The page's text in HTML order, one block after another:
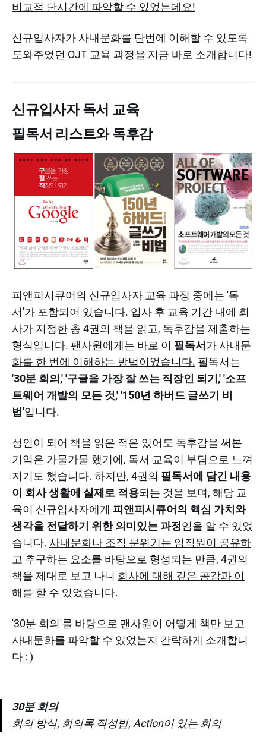
비교적 단시간에 파악할 수 있었는데요!
신규입사자가 사내문화를 단번에 이해할 수 있도록
도와주었던 OJT 교육 과정을 지금 바로 소개합니다!
신규입사자 독서 교육
필독서 리스트와 독후감
피앤피시큐어의 신규입사자 교육 과정 중에는 '독
서'가 포함되어 있습니다. 입사 후 교육 기간 내에 회
사가 지정한 총 4권의 책을 읽고, 독후감을 제출하는
형식입니다. 팬사원에게는 바로 이 필독서가 사내문
화를 한 번에 이해하는 방법이었습니다. 필독서는
'30분 회의,' '구글을 가장 잘 쓰는 직장인 되기,' '소프
트웨어 개발의 모든 것,' '150년 하버드 글쓰기 비
법'입니다.
성인이 되어 책을 읽은 적은 있어도 독후감을 써본
기억은 가물가물 했기에, 독서 교육이 부담으로 느껴
지기도 했습니다. 하지만, 4권의 필독서에 담긴 내용
이 회사 생활에 실제로 적용되는 것을 보며, 해당 교
육이 신규입사자에게 피앤피시큐어의 핵심 가치와
생각을 전달하기 위한 의미있는 과정임을 알 수 있었
습니다. 사내문화나 조직 분위기는 임직원이 공유하
고 추구하는 요소를 바탕으로 형성되는 만큼, 4권의
책을 제대로 보고 나니 회사에 대해 깊은 공감과 이
해를 할 수 있었습니다.
'30분 회의'를 바탕으로 팬사원이 어떻게 책만 보고
사내문화를 파악할 수 있었는지 간략하게 소개합니
다 : )
30분 회의
회의 방식, 회의록 작성법, Action이 있는 회의